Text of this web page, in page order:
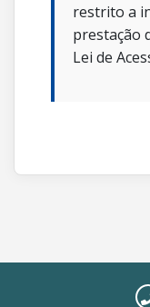
restrito a
prestação
Lei de